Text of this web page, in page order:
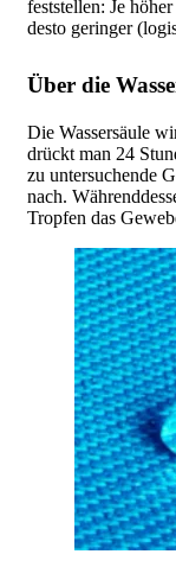
feststellen: Je
desto geringer
Über die
Die Wassersäule
drückt man 24
zu untersuchende
nach.
Tropfen das